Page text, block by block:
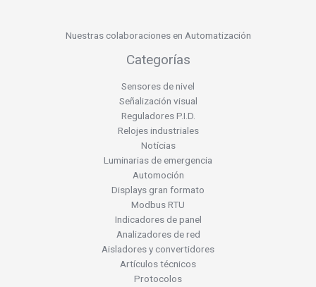
Nuestras colaboraciones en Automatización
Categorías
Sensores de nivel
Señalización visual
Reguladores P.I.D.
Relojes industriales
Notícias
Luminarias de emergencia
Automoción
Displays gran formato
Modbus RTU
Indicadores de panel
Analizadores de red
Aisladores y convertidores
Artículos técnicos
Protocolos